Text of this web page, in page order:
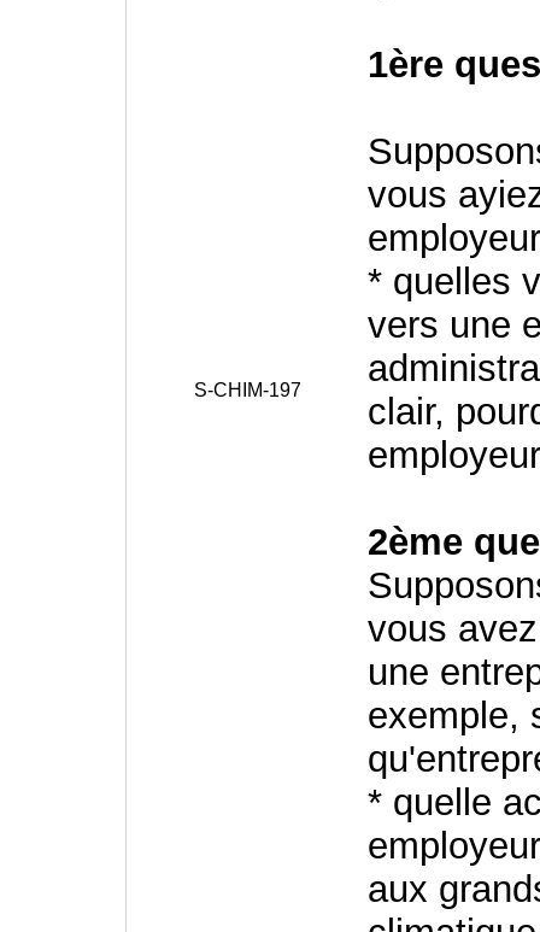
S-CHIM-197
1ère
vous
* quelles
vers une
clair,
2ème
vous
une
exemple,
* quelle
aux